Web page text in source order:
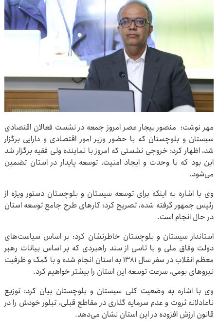
مهر نوشت: منصور بیجار عصر امروز جمعه در نشست فعالان اقتصادی
سیستان و بلوچستان که با حضور وزیر امور اقتصادی و دارایی برگزار
شد، اظهار کرد: خروجی نشستی که امروز با نماینده ولی فقیه برگزار شد
این بود که با وحدت و ایجاد امنیت، توسعه پایدار در استان تضمین
می‌شود.
وی با اشاره به اینکه برای توسعه سیستان و بلوچستان دستور ویژه از
رئیس جمهور گرفته شده، تصریح کرد: کارهای طرح جامع توسعه استان
در حال انجام است.
استاندار سیستان و بلوچستان خاطرنشان کرد: بر اساس سیاست‌های
دولت وفاق ملی و با تاسی از سند راهبردی که بر اساس بیانات رهبر
معظم انقلاب در سفر سال ۱۳۸۱ به استان انجام شده و با کمک و ظرفیت
نیروهای بومی، سرعت توسعه این استان را بیشتر خواهیم کرد.
وی با اشاره به وضعیت کلی سیستان و بلوچستان بیان کرد: توزیع
ناعادلانه ثروت و عدم سرمایه گذاری در مقاطع قبلی، تبلور خودش را در
قانون ارزش افزوده در این استان نشان می‌دهد.